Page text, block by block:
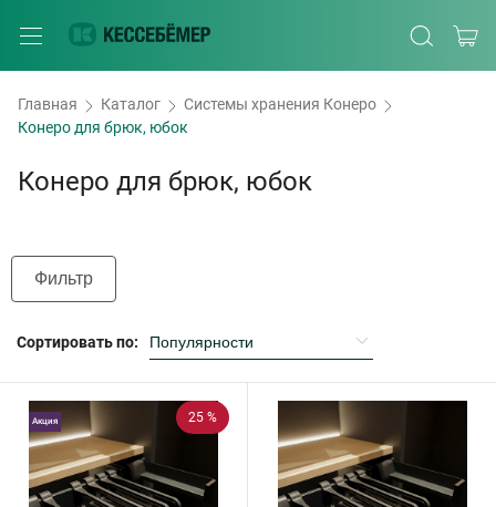
Главная Каталог
Системы хранения Конеро
Конеро для брюк, юбок
Конеро для брюк, юбок
Фильтр
Сортировать по:
25 %
Акция